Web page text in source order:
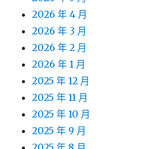
2026 年 4 月
2026 年 3 月
2026 年 2 月
2026 年 1 月
2025 年 12 月
2025 年 11 月
2025 年 10 月
2025 年 9 月